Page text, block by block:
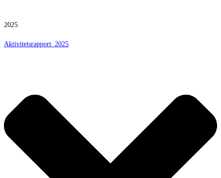
2025
Aktivitetsrapport_2025